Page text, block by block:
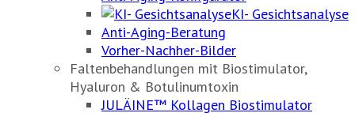
KI- Gesichtsanalyse
Anti-Aging-Beratung
Vorher-Nachher-Bilder
Faltenbehandlungen mit Biostimulator,
Hyaluron & Botulinumtoxin
JULÄINE™ Kollagen Biostimulator